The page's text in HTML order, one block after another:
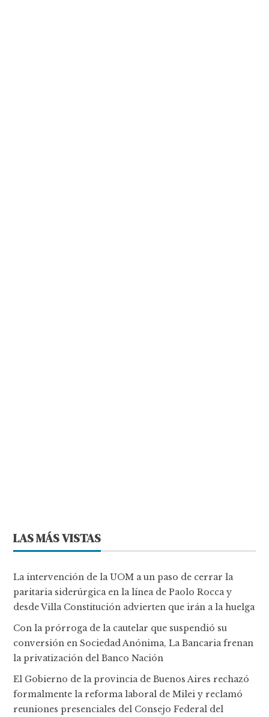
LAS MÁS VISTAS
La intervención de la UOM a un paso de cerrar la
paritaria siderúrgica en la línea de Paolo Rocca y
desde Villa Constitución advierten que irán a la huelga
Con la prórroga de la cautelar que suspendió su
conversión en Sociedad Anónima, La Bancaria frenan
la privatización del Banco Nación
El Gobierno de la provincia de Buenos Aires rechazó
formalmente la reforma laboral de Milei y reclamó
reuniones presenciales del Consejo Federal del